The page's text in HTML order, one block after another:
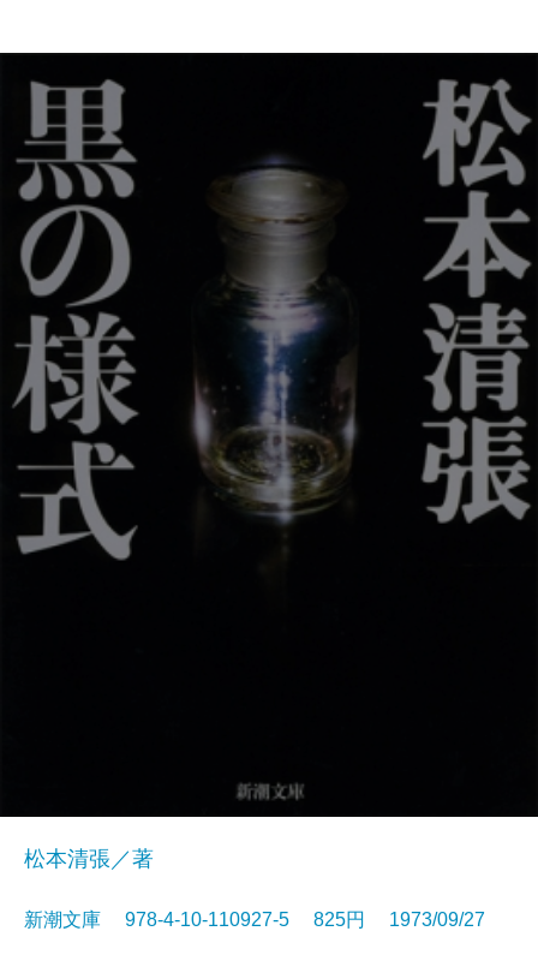
松本清張／著
新潮文庫 978-4-10-110927-5 825円 1973/09/27